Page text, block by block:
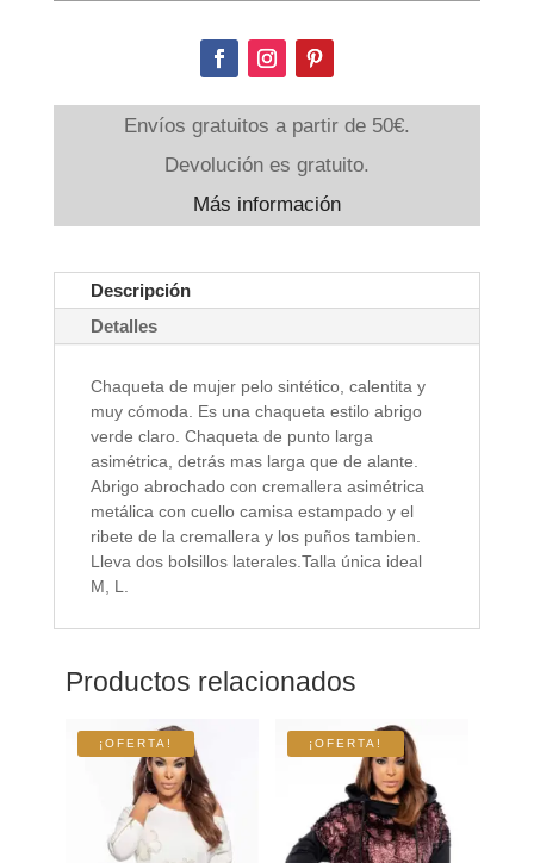
Envíos gratuitos a partir de 50€.
Devolución es gratuito.
Más información
Descripción
Detalles
Chaqueta de mujer pelo sintético, calentita y
muy cómoda. Es una chaqueta estilo abrigo
verde claro. Chaqueta de punto larga
asimétrica, detrás mas larga que de alante.
Abrigo abrochado con cremallera asimétrica
metálica con cuello camisa estampado y el
ribete de la cremallera y los puños tambien.
Lleva dos bolsillos laterales.Talla única ideal
M, L.
Productos relacionados
¡OFERTA! ¡OFERTA!